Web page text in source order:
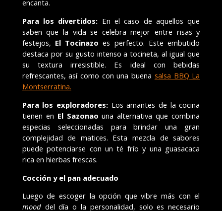
encanta.
Para los divertidos: En el caso de aquellos que
saben que la vida se celebra mejor entre risas y
festejos, El Tocinazo es perfecto. Este embutido
destaca por su gusto intenso a tocineta, al igual que
su textura irresistible. Es ideal con bebidas
refrescantes, así como con una buena salsa BBQ La
Montserratina.
Para los exploradores: Los amantes de la cocina
tienen en El Sazonao una alternativa que combina
especias seleccionadas para brindar una gran
complejidad de matices. Esta mezcla de sabores
puede potenciarse con un té frío y una guasacaca
rica en hierbas frescas.
Cocción y el pan adecuado
Luego de escoger la opción que vibre más con el
mooddel día o la personalidad, solo es necesario